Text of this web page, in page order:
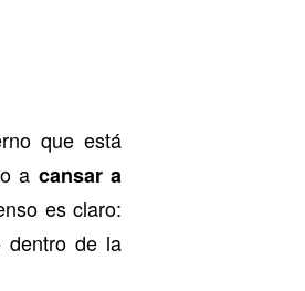
que está
a cansar a
es claro:
dentro de la